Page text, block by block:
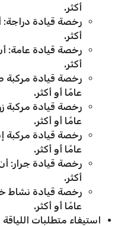
أكثر.
أكثر.
أكثر.
عامًا أو أكثر.
عامًا أو أكثر.
عامًا أو أكثر.
أكثر.
عامًا أو أكثر.
استيفاء متطلبات